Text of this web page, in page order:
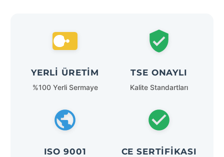
YERLI ÜRETIM
%100 Yerli Sermaye
TSE ONAYLI
Kalite Standartları
ISO 9001 CE SERTIFIKASI